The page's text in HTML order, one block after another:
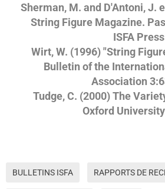
Sherman, M. and D'Antoni, J.
String Figure Magazine.
ISFA
Wirt, W. (1996) "String
Bulletin of the
Association
Tudge, C. (2000) The
Oxford University
BULLETINS ISFA RAPPORTS DE